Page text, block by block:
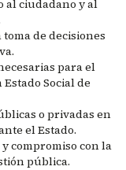
al ciudadano y al
de decisiones
para el
Social de
o privadas en
el Estado.
compromiso con la
pública.